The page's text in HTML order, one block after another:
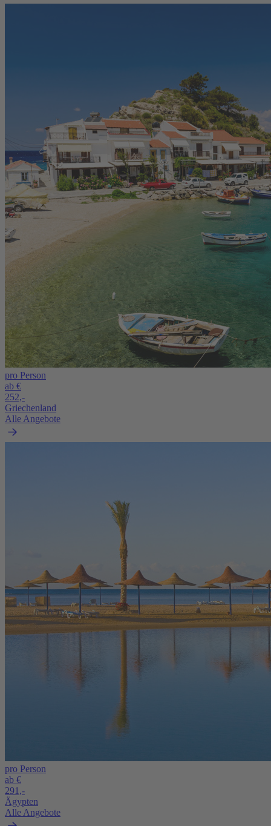
pro Person
ab €
252,-
Griechenland
Alle Angebote
pro Person
ab €
291,-
Ägypten
Alle Angebote